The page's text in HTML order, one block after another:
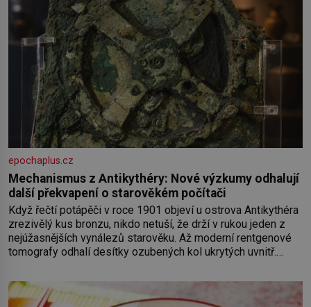
epochaplus.cz
Mechanismus z Antikythéry: Nové výzkumy odhalují
další překvapení o starověkém počítači
Když řečtí potápěči v roce 1901 objeví u ostrova Antikythéra
zrezivělý kus bronzu, nikdo netuší, že drží v rukou jeden z
nejúžasnějších vynálezů starověku. Až moderní rentgenové
tomografy odhalí desítky ozubených kol ukrytých uvnitř.
známý analogový počítač na světě. Přesto ani po více než
sto letech výzkumu